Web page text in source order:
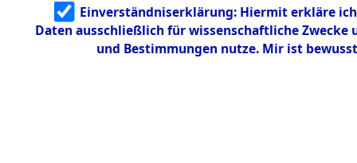
g
5.3.3
Todesmärsch
0001
Einverständniserklärung: Hiermit erkläre
Daten ausschließlich für wissenschaftliche
und Bestimmungen nutze. Mir ist